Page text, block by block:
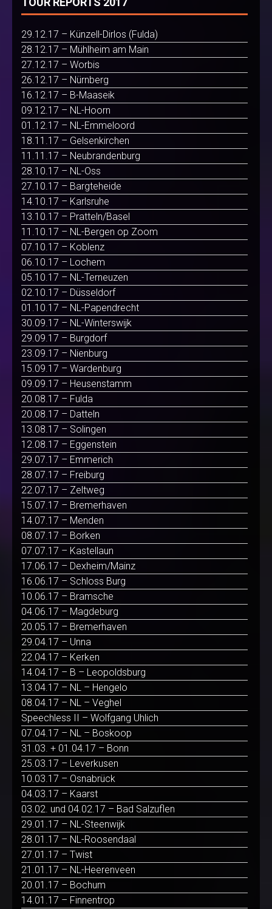
29.12.17 – Künzell-Dirlos (Fulda)
28.12.17 – Mühlheim am Main
27.12.17 – Worbis
26.12.17 – Nürnberg
16.12.17 – B-Maaseik
09.12.17 – NL-Hoorn
01.12.17 – NL-Emmeloord
18.11.17 – Gelsenkirchen
11.11.17 – Neubrandenburg
28.10.17 – NL-Oss
27.10.17 – Bargteheide
14.10.17 – Karlsruhe
13.10.17 – Pratteln/Basel
11.10.17 – NL-Bergen op Zoom
07.10.17 – Koblenz
06.10.17 – Lochem
05.10.17 – NL-Terneuzen
02.10.17 – Düsseldorf
01.10.17 – NL-Papendrecht
30.09.17 – NL-Winterswijk
29.09.17 – Burgdorf
23.09.17 – Nienburg
15.09.17 – Wardenburg
09.09.17 – Heusenstamm
20.08.17 – Fulda
20.08.17 – Datteln
13.08.17 – Solingen
12.08.17 – Eggenstein
29.07.17 – Emmerich
28.07.17 – Freiburg
22.07.17 – Zeltweg
15.07.17 – Bremerhaven
14.07.17 – Menden
08.07.17 – Borken
07.07.17 – Kastellaun
17.06.17 – Dexheim/Mainz
16.06.17 – Schloss Burg
10.06.17 – Bramsche
04.06.17 – Magdeburg
20.05.17 – Bremerhaven
29.04.17 – Unna
22.04.17 – Kerken
14.04.17 – B – Leopoldsburg
13.04.17 – NL – Hengelo
08.04.17 – NL – Veghel
Speechless II – Wolfgang Uhlich
07.04.17 – NL – Boskoop
31.03. + 01.04.17 – Bonn
25.03.17 – Leverkusen
10.03.17 – Osnabrück
04.03.17 – Kaarst
03.02. und 04.02.17 – Bad Salzuflen
29.01.17 – NL-Steenwijk
28.01.17 – NL-Roosendaal
27.01.17 – Twist
21.01.17 – NL-Heerenveen
20.01.17 – Bochum
14.01.17 – Finnentrop